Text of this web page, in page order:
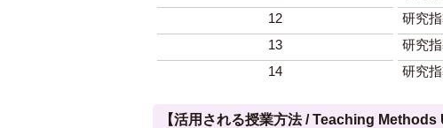
12
研究
13
研究
14
研究
【活用される授業方法 / Teaching Methods